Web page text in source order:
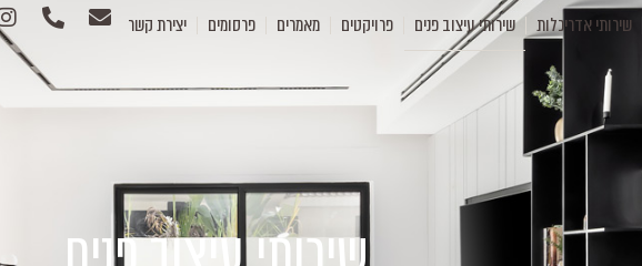
שירותי אדריכלות שירותי עיצוב פנים פרויקטים מאמרים פרסומים יצירת קשר